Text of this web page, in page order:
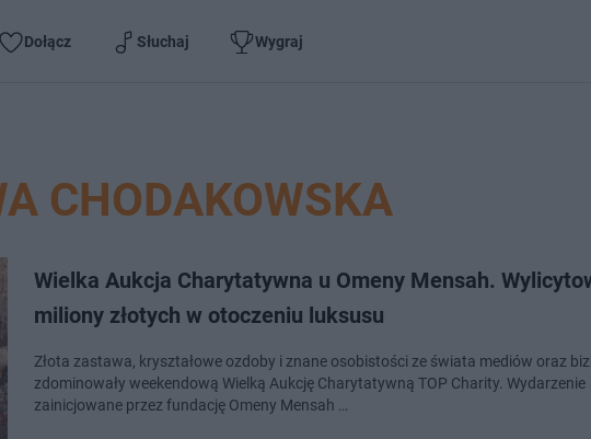
Dołącz Słuchaj Wygraj
CHODAKOWSKA
Wielka Aukcja Charytatywna u Omeny Mensah.
miliony złotych w otoczeniu luksusu
Złota zastawa, kryształowe ozdoby i znane osobistości ze świata mediów oraz
zdominowały weekendową Wielką Aukcję Charytatywną TOP Charity. Wydarzenie
zainicjowane przez fundację Omeny Mensah …